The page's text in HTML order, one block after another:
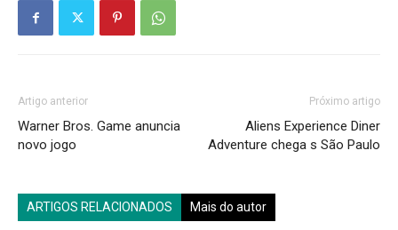
Artigo anterior
Warner Bros. Game anuncia
novo jogo
Próximo artigo
Aliens Experience Diner
Adventure chega s São Paulo
ARTIGOS RELACIONADOS Mais do autor